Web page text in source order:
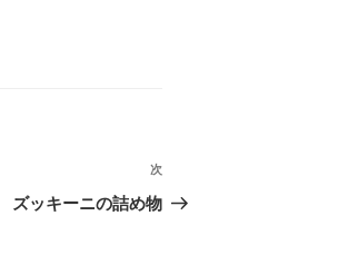
次
の
次
ズッキーニの詰め物